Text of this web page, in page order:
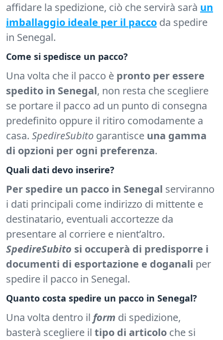
affidare la spedizione, ciò che servirà sarà un
imballaggio ideale per il pacco da spedire
in Senegal.
Come si spedisce un pacco?
Una volta che il pacco è pronto per essere
spedito in Senegal, non resta che scegliere
se portare il pacco ad un punto di consegna
predefinito oppure il ritiro comodamente a
casa. SpedireSubito garantisce una gamma
di opzioni per ogni preferenza.
Quali dati devo inserire?
Per spedire un pacco in Senegal serviranno
i dati principali come indirizzo di mittente e
destinatario, eventuali accortezze da
presentare al corriere e nient’altro.
SpedireSubito si occuperà di predisporre i
documenti di esportazione e doganali per
spedire il pacco in Senegal.
Quanto costa spedire un pacco in Senegal?
Una volta dentro il form di spedizione,
basterà scegliere il tipo di articolo che si